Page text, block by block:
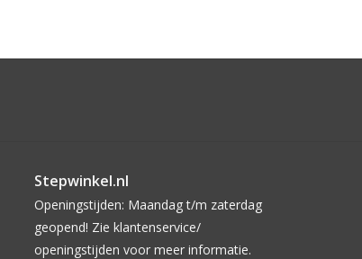
Stepwinkel.nl
Openingstijden: Maandag t/m zaterdag
geopend! Zie klantenservice/
openingstijden voor meer informatie.